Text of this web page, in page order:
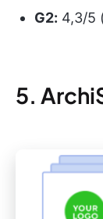
G2: 4,3/5
5.